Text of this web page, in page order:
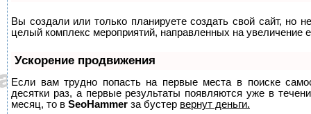
Вы создали или только планируете создать свой сайт, но
целый комплекс мероприятий, направленных на увеличение
Ускорение продвижения
Если вам трудно попасть на первые места в поиске
десятки раз, а первые результаты появляются уже в
месяц, то в SeoHammer за бустер вернут деньги.